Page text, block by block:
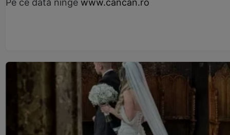
Pe ce dată ninge www.cancan.ro